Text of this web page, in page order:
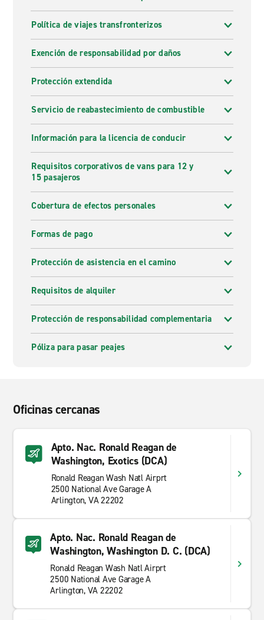
Política de viajes transfronterizos
Exención de responsabilidad por daños
Protección extendida
Servicio de reabastecimiento de combustible
Información para la licencia de conducir
Requisitos corporativos de vans para 12 y
15 pasajeros
Cobertura de efectos personales
Formas de pago
Protección de asistencia en el camino
Requisitos de alquiler
Protección de responsabilidad complementaria
Póliza para pasar peajes
Oficinas cercanas
Apto. Nac. Ronald Reagan de
Washington, Exotics (DCA)
Ronald Reagan Wash Natl Airprt
2500 National Ave Garage A
Arlington, VA 22202
Apto. Nac. Ronald Reagan de
Washington, Washington D. C. (DCA)
Ronald Reagan Wash Natl Airprt
2500 National Ave Garage A
Arlington, VA 22202